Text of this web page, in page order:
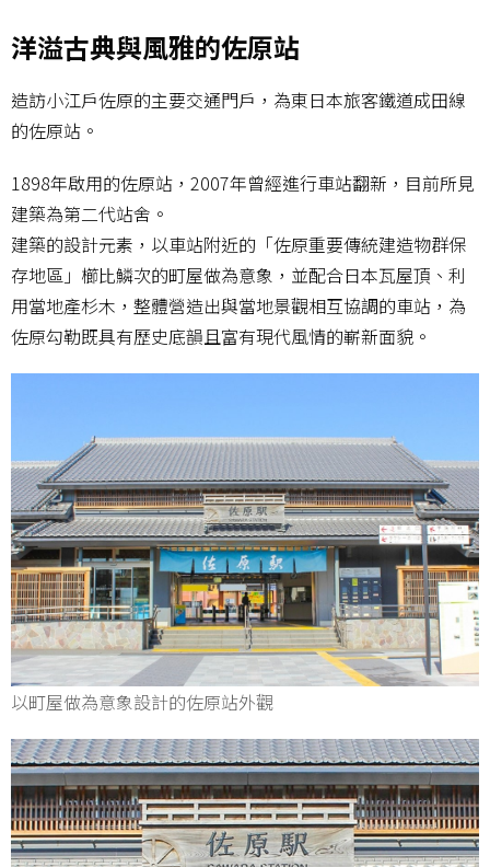
洋溢古典與風雅的佐原站
造訪小江戶佐原的主要交通門戶，為東日本旅客鐵道成田線
的佐原站。
1898年啟用的佐原站，2007年曾經進行車站翻新，目前所見
建築為第二代站舍。
建築的設計元素，以車站附近的「佐原重要傳統建造物群保
存地區」櫛比鱗次的町屋做為意象，並配合日本瓦屋頂、利
用當地產杉木，整體營造出與當地景觀相互協調的車站，為
佐原勾勒既具有歷史底韻且富有現代風情的嶄新面貌。
以町屋做為意象設計的佐原站外觀